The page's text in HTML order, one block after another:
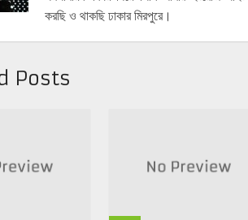
করছি ও থাকছি ঢাকার মিরপুরে।
Posts